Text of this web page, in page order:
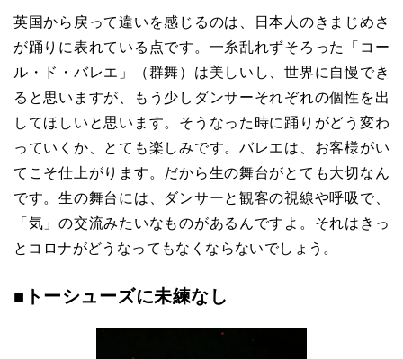
英国から戻って違いを感じるのは、日本人のきまじめさ
が踊りに表れている点です。一糸乱れずそろった「コー
ル・ド・バレエ」（群舞）は美しいし、世界に自慢でき
ると思いますが、もう少しダンサーそれぞれの個性を出
してほしいと思います。そうなった時に踊りがどう変わ
っていくか、とても楽しみです。バレエは、お客様がい
てこそ仕上がります。だから生の舞台がとても大切なん
です。生の舞台には、ダンサーと観客の視線や呼吸で、
「気」の交流みたいなものがあるんですよ。それはきっ
とコロナがどうなってもなくならないでしょう。
■トーシューズに未練なし